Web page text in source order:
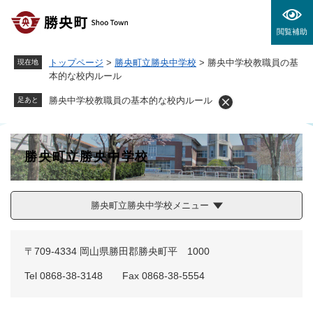
閲覧補助
現在地 トップページ > 勝央町立勝央中学校 > 勝央中学校教職員の基
本的な校内ルール
足あと 勝央中学校教職員の基本的な校内ルール
勝央町立勝央中学校
勝央町立勝央中学校メニュー
〒709-4334 岡山県勝田郡勝央町平 1000
Tel 0868-38-3148 Fax 0868-38-5554